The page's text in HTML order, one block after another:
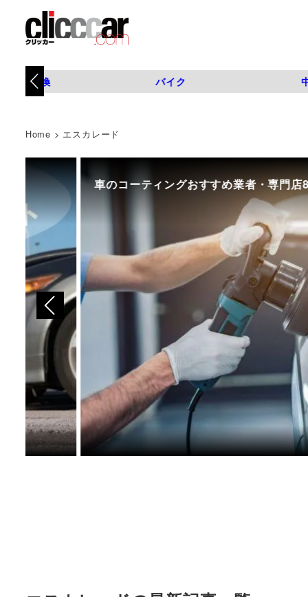
タイヤ交換 バイク
Home > エスカレード
車のコーティングおすすめ業者・専門